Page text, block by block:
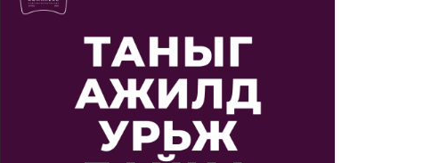
Изделия из термически обработанных ингредиентовИзделия из термически обработанных